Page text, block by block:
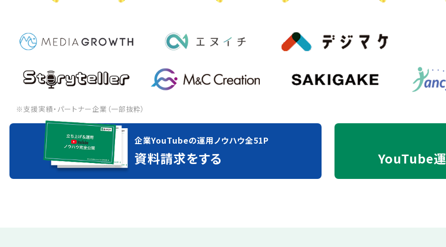
※支援実績・パートナー企業（一部抜粋）
企業YouTubeの運用ノウハウ全51P
資料請求をする YouTube